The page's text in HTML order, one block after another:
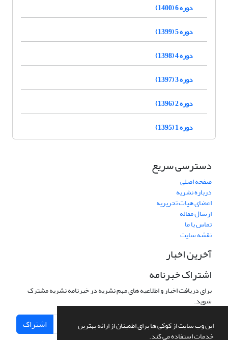
این وب سایت از کوکی ها برای اطمینان از ارائه بهترین
خدمات استفاده می کند.
دوره 6 (1400)
دوره 5 (1399)
دوره 4 (1398)
دوره 3 (1397)
دوره 2 (1396)
دوره 1 (1395)
دسترسی سریع
صفحه اصلی
درباره نشریه
اعضای هیات تحریریه
ارسال مقاله
تماس با ما
نقشه سایت
آخرین اخبار
اشتراک خبرنامه
برای دریافت اخبار و اطلاعیه های مهم نشریه در خبرنامه نشریه مشترک
شوید.
اشتراک